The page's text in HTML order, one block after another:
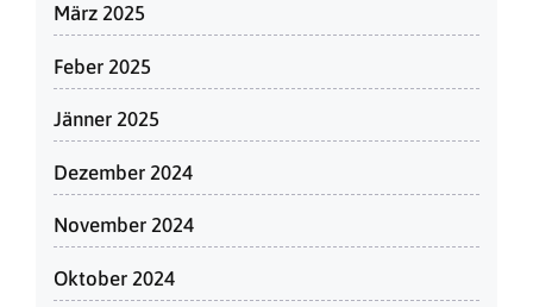
März 2025
Feber 2025
Jänner 2025
Dezember 2024
November 2024
Oktober 2024